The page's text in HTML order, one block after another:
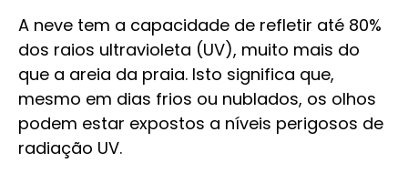
A neve tem a capacidade de refletir até 80%
dos raios ultravioleta (UV), muito mais do
que a areia da praia. Isto significa que,
mesmo em dias frios ou nublados, os olhos
podem estar expostos a níveis perigosos de
radiação UV.